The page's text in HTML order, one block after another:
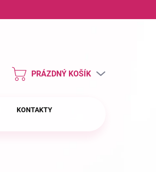
NÁKUPNÍ
PRÁZDNÝ KOŠÍK
KONTAKTY